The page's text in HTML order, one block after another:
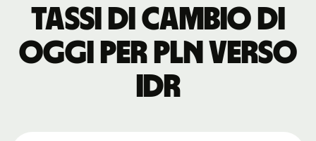
Tassi di cambio di
oggi per PLN verso
IDR